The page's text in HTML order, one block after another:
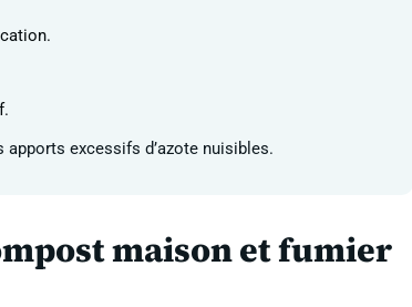
excessifs d’azote nuisibles.
maison et fumier